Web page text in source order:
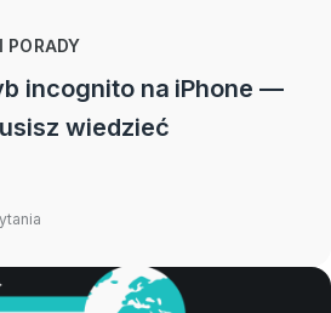
PORADY
incognito na iPhone —
wiedzieć